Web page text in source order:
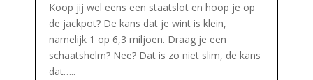
Koop jij wel eens een staatslot en hoop je op
de jackpot? De kans dat je wint is klein,
namelijk 1 op 6,3 miljoen. Draag je een
schaatshelm? Nee? Dat is zo niet slim, de kans
dat…..